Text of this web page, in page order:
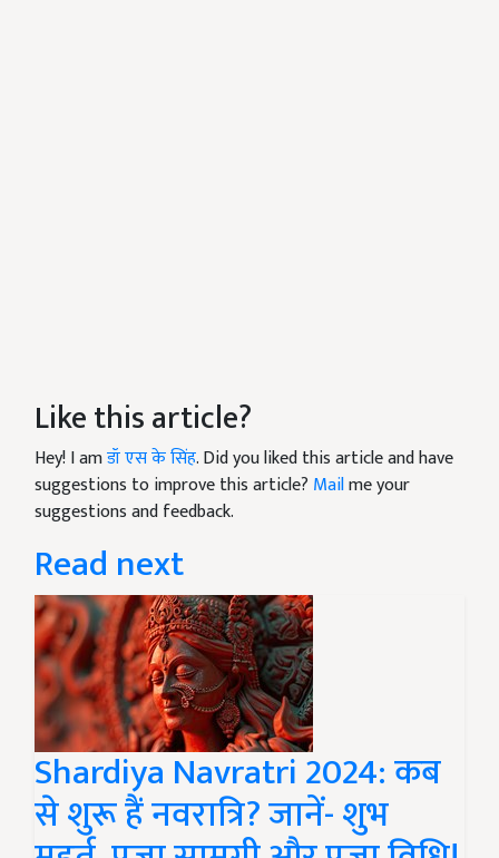
Like this article?
Hey! I amडॉ एस के सिंह. Did you liked this article and have
suggestions to improve this article? Mailme your
suggestions and feedback.
Read next
Shardiya Navratri 2024: कब
से शुरू हैं नवरात्रि? जानें- शुभ